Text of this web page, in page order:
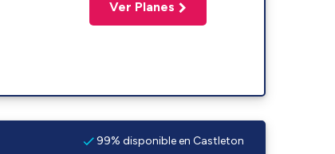
Ver Planes
99% disponible en Castleton